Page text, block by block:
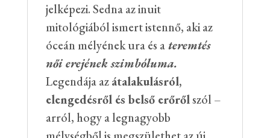
jelképezi. Sedna az inuit
mitológiából ismert istennő, aki az
óceán mélyének ura és ateremtés
női erejének szimbóluma.
Legendája azátalakulásról,
elengedésről és belső erőrőlszól –
arról, hogy a legnagyobb